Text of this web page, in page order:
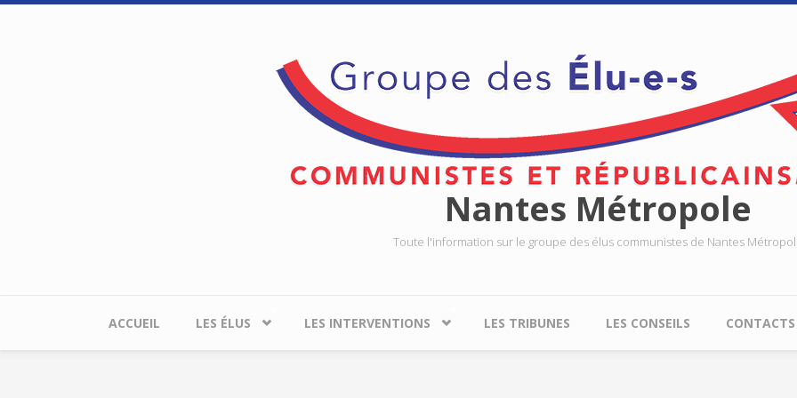
Aller au contenu principal
Nantes Métropole
Toute l'information sur le groupe des élus communistes de Nantes
ACCUEIL LES ÉLUS LES INTERVENTIONS LES TRIBUNES LES CONSEILS CONTACTS